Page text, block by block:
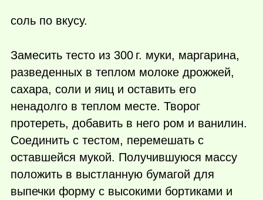
соль по вкусу.
Замесить тесто из 300 г. муки, маргарина,
разведенных в теплом молоке дрожжей,
сахара, соли и яиц и оставить его
ненадолго в теплом месте. Творог
протереть, добавить в него ром и ванилин.
Соединить с тестом, перемешать с
оставшейся мукой. Получившуюся массу
положить в выстланную бумагой для
выпечки форму с высокими бортиками и